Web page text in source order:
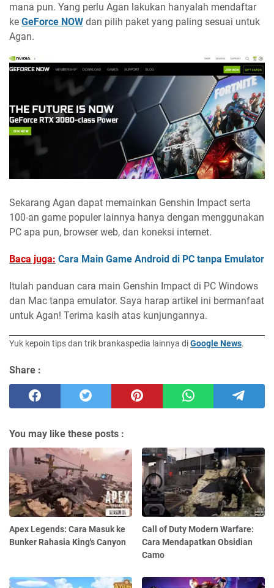
mana pun. Yang perlu Agan lakukan hanyalah mendaftar
ke GeForce NOW dan pilih paket yang paling sesuai untuk
Agan.
Sekarang Agan dapat memainkan Genshin Impact serta
100-an game populer lainnya hanya dengan menggunakan
PC apa pun, browser web, dan koneksi internet.
Baca juga: Cara Main Game Android di PC tanpa Emulator
Itulah panduan cara main Genshin Impact di PC Windows
dan Mac tanpa emulator. Saya harap artikel ini bermanfaat
untuk Agan! Terima kasih atas kunjungannya.
Yuk kepoin tips dan trik brankaspedia lainnya diGoogle News.
Share :
You may like these posts :
Apex Legends: Cara Masuk ke
Bunker Rahasia King's Canyon
Call of Duty Modern Warfare:
Cara Mendapatkan Obsidian
Camo